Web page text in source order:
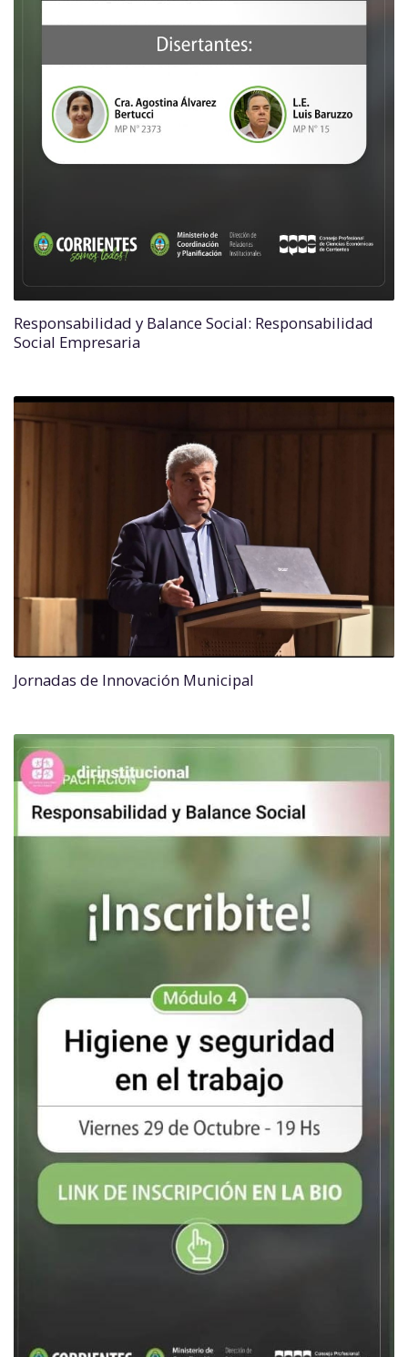
Responsabilidad y Balance Social: Responsabilidad
Social Empresaria
Jornadas de Innovación Municipal